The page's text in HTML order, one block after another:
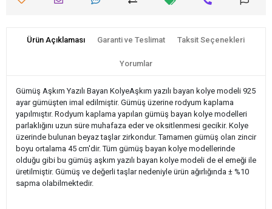
Ürün Açıklaması Garanti ve Teslimat Taksit Seçenekleri
Yorumlar
Gümüş Aşkım Yazılı Bayan KolyeAşkım yazılı bayan kolye modeli 925
ayar gümüşten imal edilmiştir. Gümüş üzerine rodyum kaplama
yapılmıştır. Rodyum kaplama yapılan gümüş bayan kolye modelleri
parlaklığını uzun süre muhafaza eder ve oksitlenmesi gecikir. Kolye
üzerinde bulunan beyaz taşlar zirkondur. Tamamen gümüş olan zincir
boyu ortalama 45 cm'dir. Tüm gümüş bayan kolye modellerinde
olduğu gibi bu gümüş aşkım yazılı bayan kolye modeli de el emeği ile
üretilmiştir. Gümüş ve değerli taşlar nedeniyle ürün ağırlığında ± %10
sapma olabilmektedir.